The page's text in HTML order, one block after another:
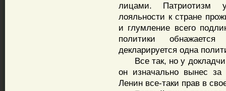
лицами. Патриотизм
лояльности к стране
и глумление всего
политики
декларируется одна
Все так, но у
он изначально вынес
Ленин все-таки прав в